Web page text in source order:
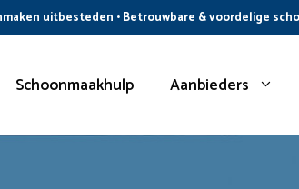
uitbesteden • Betrouwbare & voordelige
Schoonmaakhulp Aanbieders